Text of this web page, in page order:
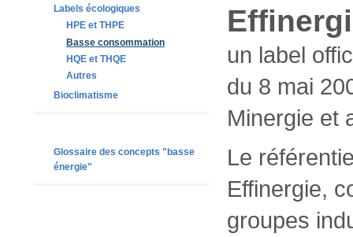
Labels écologiques
HPE et THPE
Basse consommation
HQE et THQE
Autres
Bioclimatisme
Glossaire des concepts "basse
énergie"
un label
du 8 mai
Minergie et
Le
Effinergie,
groupes